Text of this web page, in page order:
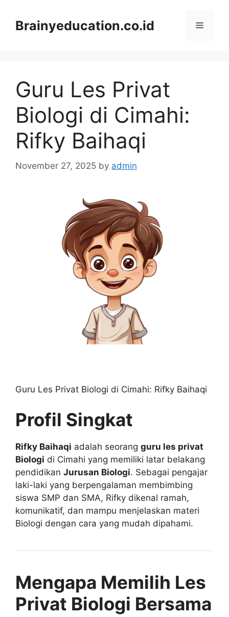
contentBrainyeducation.co.id Menu
Guru Les Privat
Biologi di Cimahi:
Rifky Baihaqi
November 27, 2025 by admin
Guru Les Privat Biologi di Cimahi: Rifky Baihaqi
Profil Singkat
Rifky Baihaqi adalah seorang guru les privat
Biologi di Cimahi yang memiliki latar belakang
pendidikan Jurusan Biologi. Sebagai pengajar
laki-laki yang berpengalaman membimbing
siswa SMP dan SMA, Rifky dikenal ramah,
komunikatif, dan mampu menjelaskan materi
Biologi dengan cara yang mudah dipahami.
Mengapa Memilih Les
Privat Biologi Bersama